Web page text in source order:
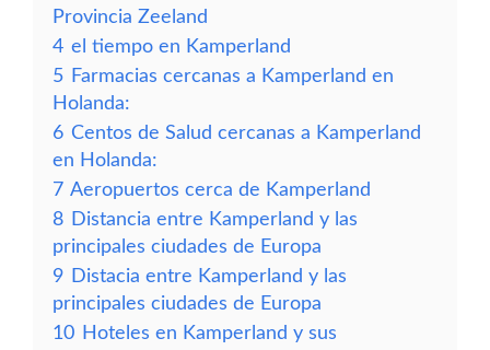
Provincia Zeeland
4 el tiempo en Kamperland
5 Farmacias cercanas a Kamperland en
Holanda:
6 Centos de Salud cercanas a Kamperland
en Holanda:
7 Aeropuertos cerca de Kamperland
8 Distancia entre Kamperland y las
principales ciudades de Europa
9 Distacia entre Kamperland y las
principales ciudades de Europa
10 Hoteles en Kamperland y sus